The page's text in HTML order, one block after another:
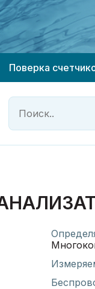
у
партнёр
у
партнёр
Поверка